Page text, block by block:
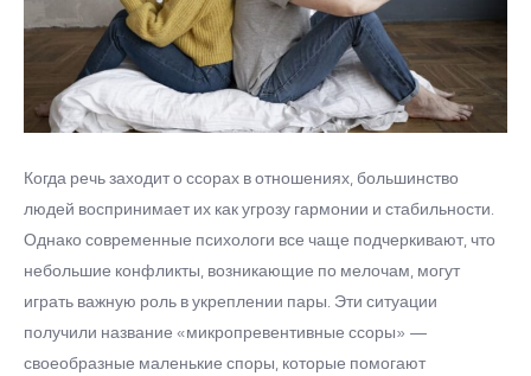
Когда речь заходит о ссорах в отношениях, большинство
людей воспринимает их как угрозу гармонии и стабильности.
Однако современные психологи все чаще подчеркивают, что
небольшие конфликты, возникающие по мелочам, могут
играть важную роль в укреплении пары. Эти ситуации
получили название «микропревентивные ссоры» —
своеобразные маленькие споры, которые помогают